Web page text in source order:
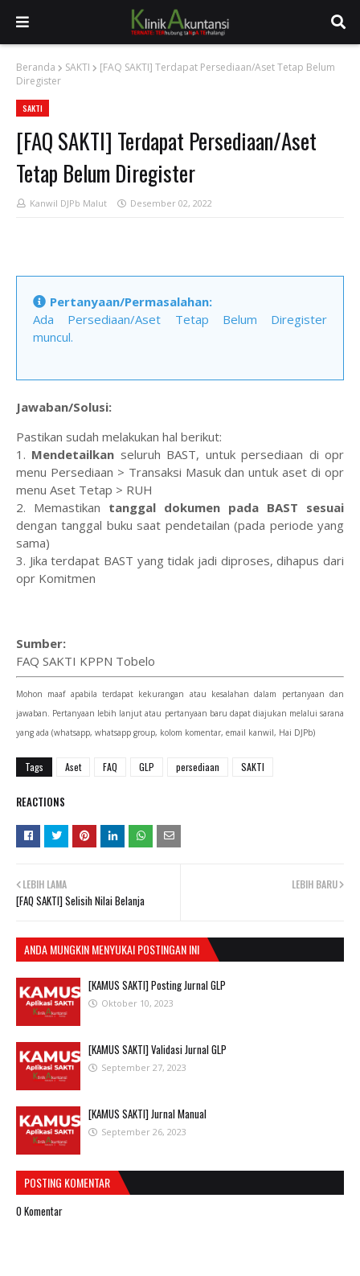
Beranda SAKTI
[FAQ SAKTI] Terdapat Persediaan/Aset Tetap Belum
Diregister
SAKTI
[FAQ SAKTI] Terdapat Persediaan/Aset
Tetap Belum Diregister
Kanwil DJPb Malut Desember 02, 2022
Pertanyaan/Permasalahan:
Ada Persediaan/Aset Tetap Belum Diregister
muncul.
Jawaban/Solusi:
Pastikan sudah melakukan hal berikut:
1. Mendetailkan seluruh BAST, untuk persediaan di opr
menu Persediaan > Transaksi Masuk dan untuk aset di opr
menu Aset Tetap > RUH
2. Memastikan tanggal dokumen pada BAST sesuai
dengan tanggal buku saat pendetailan (pada periode yang
sama)
3. Jika terdapat BAST yang tidak jadi diproses, dihapus dari
opr Komitmen
Sumber:
FAQ SAKTI KPPN Tobelo
Mohon maaf apabila terdapat kekurangan atau kesalahan dalam pertanyaan dan
jawaban. Pertanyaan lebih lanjut atau pertanyaan baru dapat diajukan melalui sarana
yang ada (whatsapp, whatsapp group, kolom komentar, email kanwil, Hai DJPb)
Tags Aset FAQ GLP persediaan SAKTI
REACTIONS
LEBIH BARU
LEBIH LAMA
[FAQ SAKTI] Selisih Nilai Belanja
ANDA MUNGKIN MENYUKAI POSTINGAN INI
[KAMUS SAKTI] Posting Jurnal GLP
Oktober 10, 2023
[KAMUS SAKTI] Validasi Jurnal GLP
September 27, 2023
[KAMUS SAKTI] Jurnal Manual
September 26, 2023
POSTING KOMENTAR
0 Komentar